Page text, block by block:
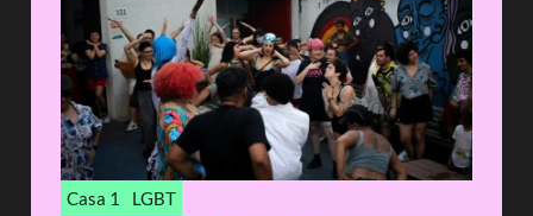
Casa 1 LGBT